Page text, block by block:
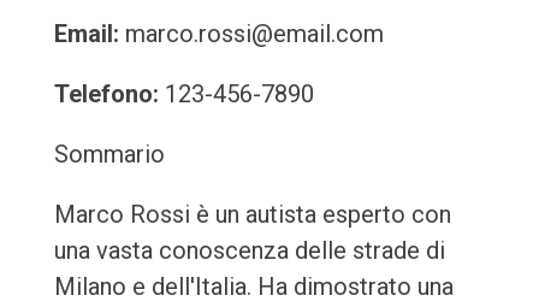
Email: marco.rossi@email.com
Telefono: 123-456-7890
Sommario
Marco Rossi è un autista esperto con
una vasta conoscenza delle strade di
Milano e dell'Italia. Ha dimostrato una